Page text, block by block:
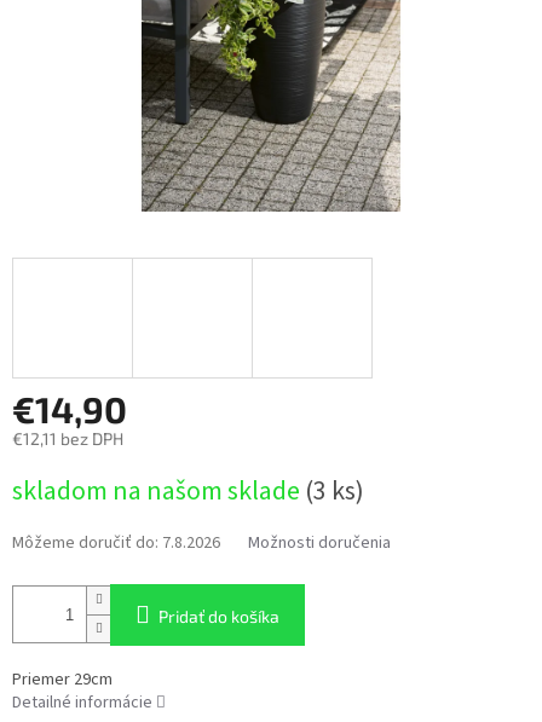
€14,90
€12,11 bez DPH
cena:
skladom na našom sklade (3 ks)
Môžeme doručiť do: 7.8.2026 Možnosti doručenia
Pridať do košíka
Priemer 29cm
Detailné informácie